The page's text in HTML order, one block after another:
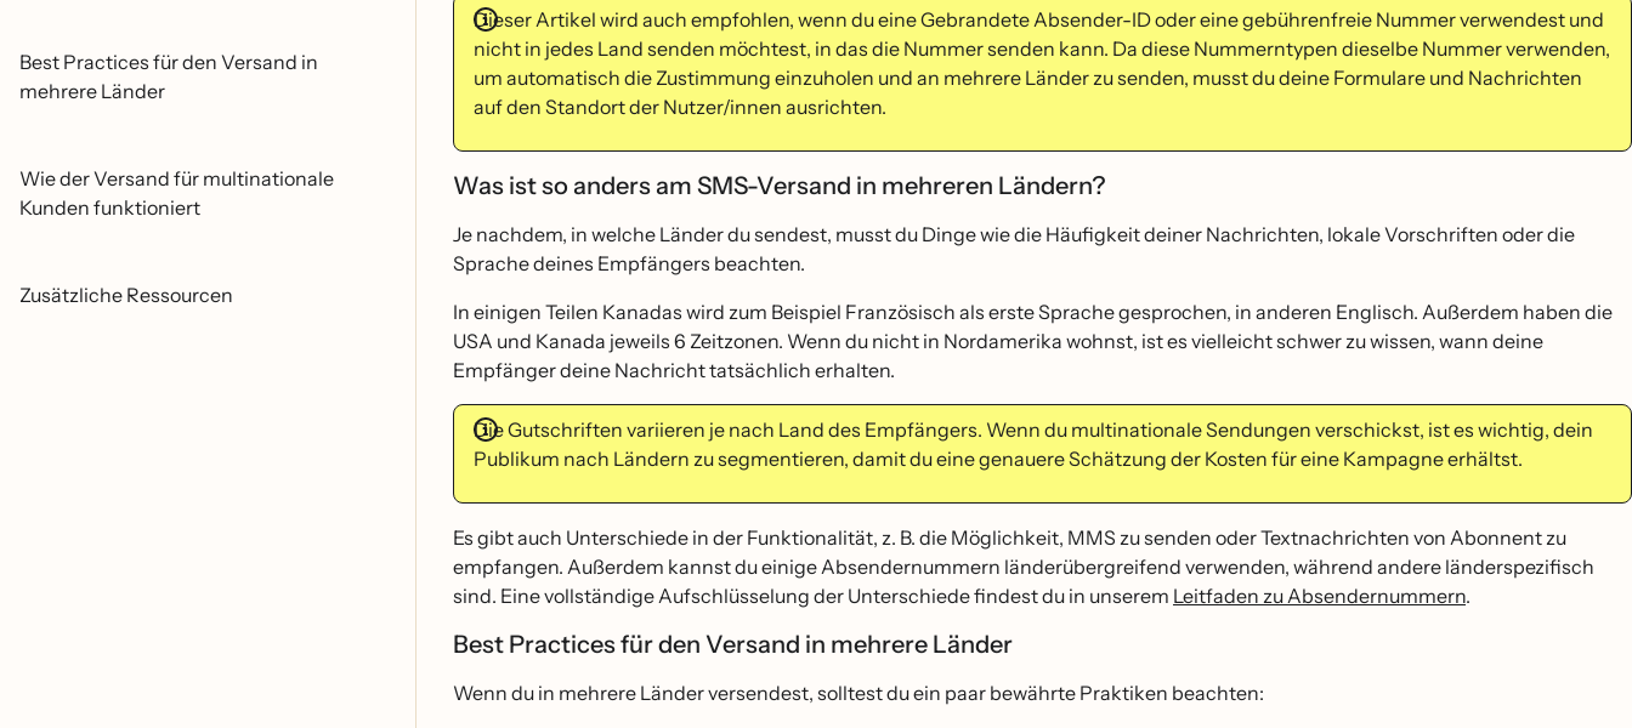
Best Practices für den Versand in
mehrere Länder
Wie der Versand für multinationale
Kunden funktioniert
Zusätzliche Ressourcen
Dieser Artikel wird auch empfohlen, wenn du eine Gebrandete Absender-ID oder eine gebührenfreie Nummer verwendest und
nicht in jedes Land senden möchtest, in das die Nummer senden kann. Da diese Nummerntypen dieselbe Nummer verwenden,
um automatisch die Zustimmung einzuholen und an mehrere Länder zu senden, musst du deine Formulare und Nachrichten
auf den Standort der Nutzer/innen ausrichten.
Was ist so anders am SMS-Versand in mehreren Ländern?
Je nachdem, in welche Länder du sendest, musst du Dinge wie die Häufigkeit deiner Nachrichten, lokale Vorschriften oder die
Sprache deines Empfängers beachten.
In einigen Teilen Kanadas wird zum Beispiel Französisch als erste Sprache gesprochen, in anderen Englisch. Außerdem haben die
USA und Kanada jeweils 6 Zeitzonen. Wenn du nicht in Nordamerika wohnst, ist es vielleicht schwer zu wissen, wann deine
Empfänger deine Nachricht tatsächlich erhalten.
Die Gutschriften variieren je nach Land des Empfängers. Wenn du multinationale Sendungen verschickst, ist es wichtig, dein
Publikum nach Ländern zu segmentieren, damit du eine genauere Schätzung der Kosten für eine Kampagne erhältst.
Es gibt auch Unterschiede in der Funktionalität, z. B. die Möglichkeit, MMS zu senden oder Textnachrichten von Abonnent zu
empfangen. Außerdem kannst du einige Absendernummern länderübergreifend verwenden, während andere länderspezifisch
sind. Eine vollständige Aufschlüsselung der Unterschiede findest du in unserem Leitfaden zu Absendernummern.
Best Practices für den Versand in mehrere Länder
Wenn du in mehrere Länder versendest, solltest du ein paar bewährte Praktiken beachten: